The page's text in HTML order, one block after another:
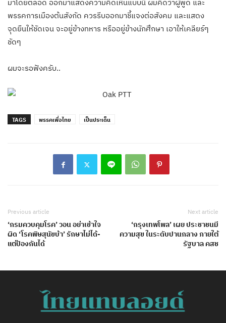
มาโดยตลอด ออกมาแสดงความคิดเห็นแบบนี้ ผมคิดว่าผู้พูด และ
พรรคการเมืองต้นสังกัด ควรรีบออกมาชี้แจงต่อสังคม และแสดง
จุดยืนให้ชัดเจน จะอยู่ข้างทหาร หรืออยู่ข้างนักศึกษา เอาให้เคลียร์ๆ
ชัดๆ
ผมจะรอฟังครับ..
TAGS พรรคเพื่อไทย เป็นประเด็น
Previous article
‘กรมควบคุมโรค’ วอน อย่าเข้าใจ
ผิด ‘โรคพิษสุนัขบ้า’ รักษาไม่ได้-
แต่ป้องกันได้
Next article
‘กรุงเทพโพล’ เผย ประชาชนมี
ความสุข ในระดับปานกลาง ภายใต้
รัฐบาล คสช